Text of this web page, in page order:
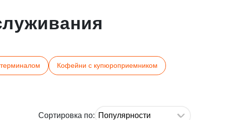
Кофейни с купюроприемником
Сортировка по: